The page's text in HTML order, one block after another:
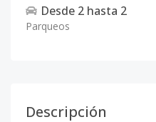
Desde 2 hasta 2
Parqueos
Descripción